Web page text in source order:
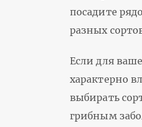
посадите
разных
Если для
характерно
выбирать
грибным